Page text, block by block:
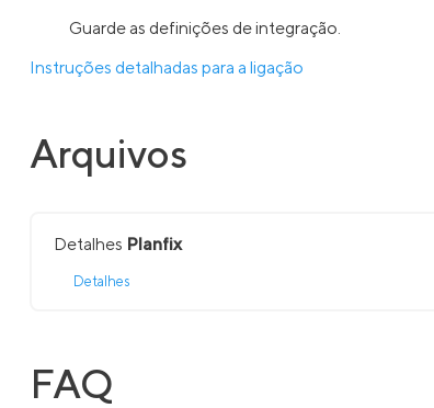
Guarde as definições de integração.
Instruções detalhadas para a ligação
Arquivos
Detalhes Planfix
Detalhes
FAQ